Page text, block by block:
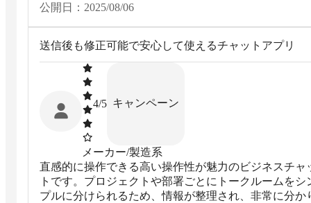
有やタスク管理といったビジネスに必要な機能も統合
公開日： 2025/08/06
送信後も修正可能で安心して使えるチャットアプリ
4/5 キャンペーン
メーカー/製造系
直感的に操作できる高い操作性が魅力のビジネスチャ
トです。プロジェクトや部署ごとにトークルームをシ
プルに分けられるため、情報が整理され、非常に分か